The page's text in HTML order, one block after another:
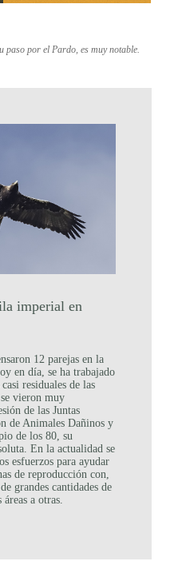
paso por el Pardo, es muy notable.
imperial en
12 parejas en la
en día, se ha trabajado
residuales de las
vieron muy
de las Juntas
de Animales Dañinos y
de los 80, su
En la actualidad se
esfuerzos para ayudar
de reproducción con,
grandes cantidades de
a otras.